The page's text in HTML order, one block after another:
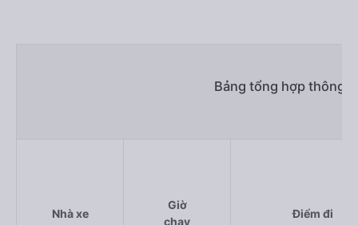
Bảng tổng hợp thông
Nhà xe
Giờ
chạy
Điểm đi